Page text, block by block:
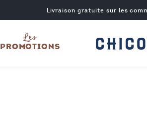
Livraison gratuite sur les
Les
PROMOTIONS